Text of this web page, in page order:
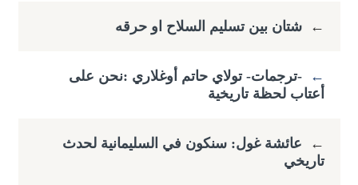
← شتان بين تسليم السلاح او حرقه
←
-ترجمات- تولاي حاتم أوغلاري :​نحن على
أعتاب لحظة تاريخية
←
عائشة غول: سنكون في السليمانية لحدث
تاريخي